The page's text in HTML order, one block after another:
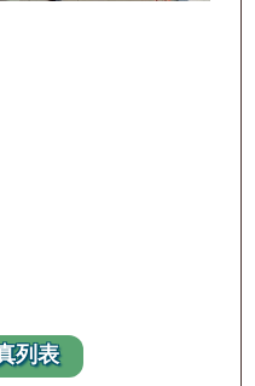
列表